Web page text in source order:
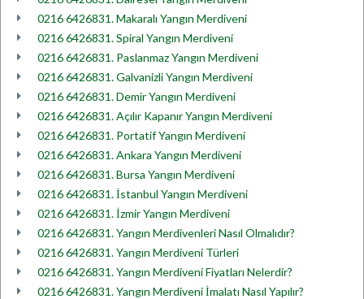
0216 6426831. Makaralı Yangın Merdiveni
0216 6426831. Spiral Yangın Merdiveni
0216 6426831. Paslanmaz Yangın Merdiveni
0216 6426831. Galvanizli Yangın Merdiveni
0216 6426831. Demir Yangın Merdiveni
0216 6426831. Açılır Kapanır Yangın Merdiveni
0216 6426831. Portatif Yangın Merdiveni
0216 6426831. Ankara Yangın Merdiveni
0216 6426831. Bursa Yangın Merdiveni
0216 6426831. İstanbul Yangın Merdiveni
0216 6426831. İzmir Yangın Merdiveni
0216 6426831. Yangın Merdivenleri Nasıl Olmalıdır?
0216 6426831. Yangın Merdiveni Türleri
0216 6426831. Yangın Merdiveni Fiyatları Nelerdir?
0216 6426831. Yangın Merdiveni İmalatı Nasıl Yapılır?